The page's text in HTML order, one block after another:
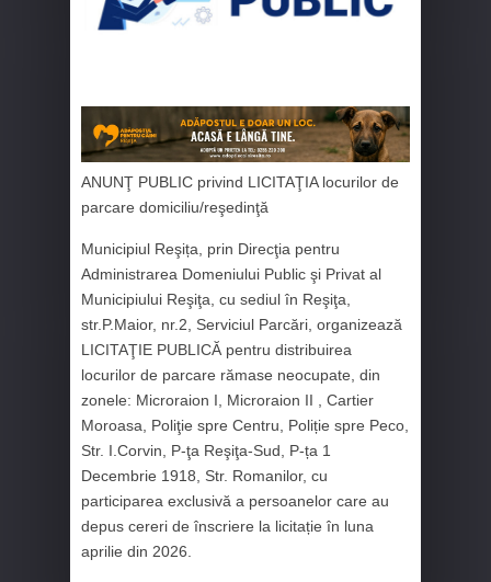
ANUNŢ PUBLIC privind LICITAŢIA locurilor de
parcare domiciliu/reşedinţă
Municipiul Reşița, prin Direcţia pentru
Administrarea Domeniului Public şi Privat al
Municipiului Reşiţa, cu sediul în Reşiţa,
str.P.Maior, nr.2, Serviciul Parcări, organizează
LICITAŢIE PUBLICĂ pentru distribuirea
locurilor de parcare rămase neocupate, din
zonele: Microraion I, Microraion II , Cartier
Moroasa, Poliţie spre Centru, Poliție spre Peco,
Str. I.Corvin, P-ţa Reşiţa-Sud, P-ța 1
Decembrie 1918, Str. Romanilor, cu
participarea exclusivă a persoanelor care au
depus cereri de înscriere la licitație în luna
aprilie din 2026.